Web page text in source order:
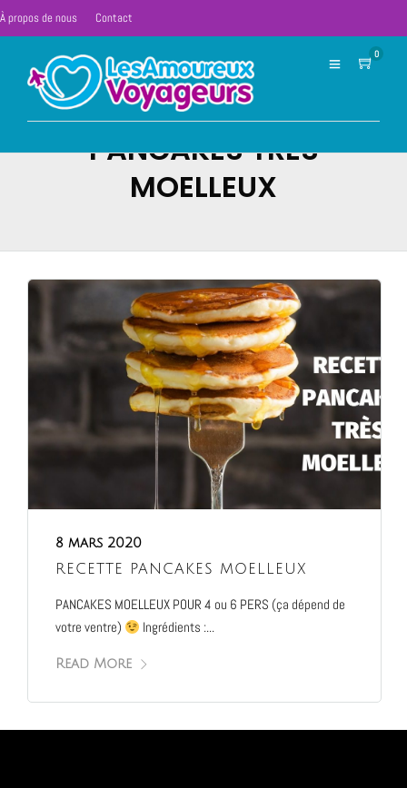
À propos de nous Contact
0
PANCAKES TRÈS
MOELLEUX
8 mars 2020
RECETTE PANCAKES MOELLEUX
PANCAKES MOELLEUX POUR 4 ou 6 PERS (ça dépend de
votre ventre)
Ingrédients :...
Read More